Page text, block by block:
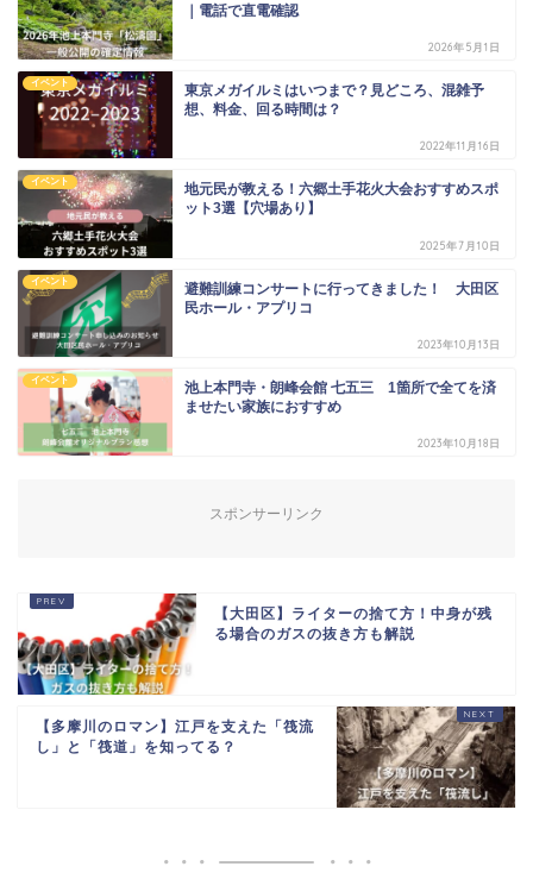
｜電話で直電確認
2026年5月1日
イベント
東京メガイルミはいつまで？見どころ、混雑予
想、料金、回る時間は？
2022年11月16日
イベント
地元民が教える！六郷土手花火大会おすすめスポ
ット3選【穴場あり】
2025年7月10日
イベント
避難訓練コンサートに行ってきました！ 大田区
民ホール・アプリコ
2023年10月13日
イベント
池上本門寺・朗峰会館 七五三 1箇所で全てを済
ませたい家族におすすめ
2023年10月18日
スポンサーリンク
【大田区】ライターの捨て方！中身が残
る場合のガスの抜き方も解説
【多摩川のロマン】江戸を支えた「筏流
し」と「筏道」を知ってる？